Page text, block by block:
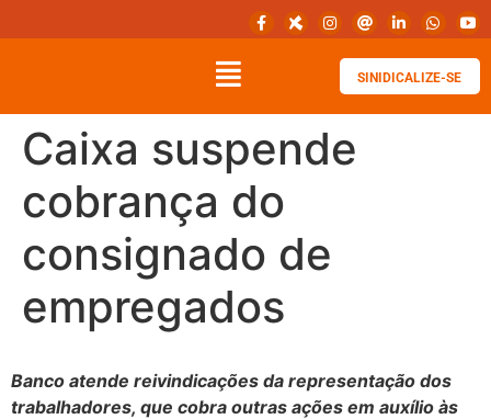
SINIDICALIZE-SE
Caixa suspende
cobrança do
consignado de
empregados
Banco atende reivindicações da representação dos
trabalhadores, que cobra outras ações em auxílio às